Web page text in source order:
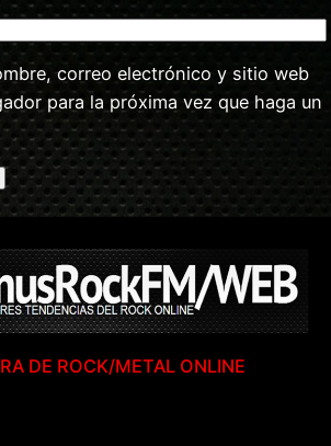
correo electrónico y sitio web
para la próxima vez que haga un
DE ROCK/METAL ONLINE